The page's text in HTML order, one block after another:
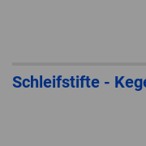
Schleifstifte -